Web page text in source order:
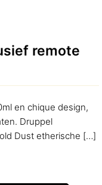
remote
en chique design,
Druppel
Dust etherische […]